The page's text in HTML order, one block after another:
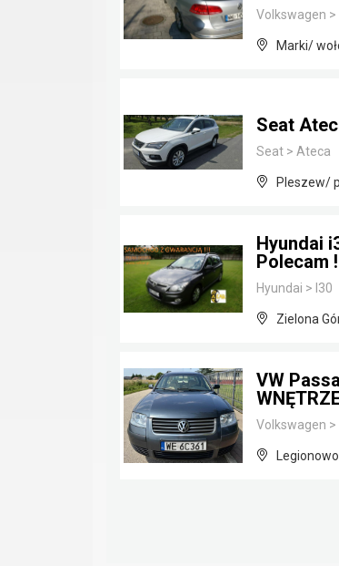
Volkswagen >
Marki/
Seat
Seat > Ateca
Pleszew/
Hyundai
Polecam
Hyundai > I30
Zielona
VW
Volkswagen >